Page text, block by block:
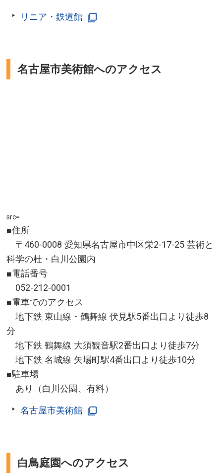
リニア・鉄道館
名古屋市美術館へのアクセス
src=
■住所
〒460-0008 愛知県名古屋市中区栄2-17-25 芸術と
科学の杜・白川公園内
■電話番号
052-212-0001
■電車でのアクセス
地下鉄 東山線・鶴舞線 伏見駅5番出口より徒歩8
分
地下鉄 鶴舞線 大須観音駅2番出口より徒歩7分
地下鉄 名城線 矢場町駅4番出口より徒歩10分
■駐車場
あり（白川公園、有料）
名古屋市美術館
白鳥庭園へのアクセス